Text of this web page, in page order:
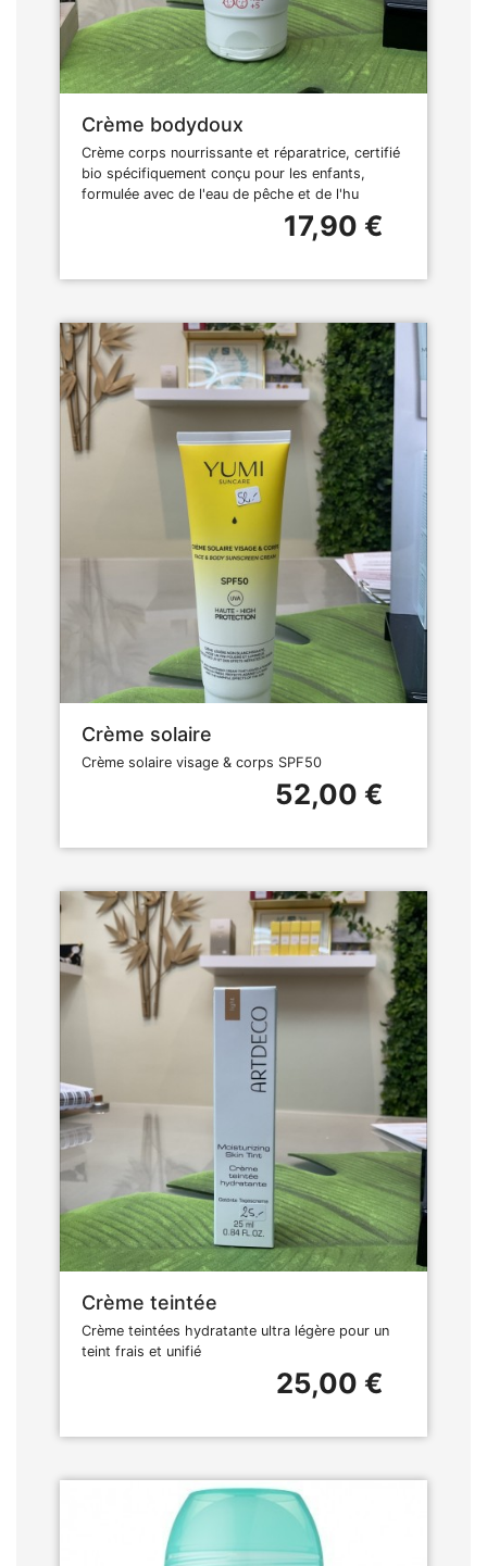
Crème bodydoux
Crème corps nourrissante et réparatrice, certifié
bio spécifiquement conçu pour les enfants,
formulée avec de l'eau de pêche et de l'hu
17,90 €
Crème solaire
Crème solaire visage & corps SPF50
52,00 €
Crème teintée
Crème teintées hydratante ultra légère pour un
teint frais et unifié
25,00 €